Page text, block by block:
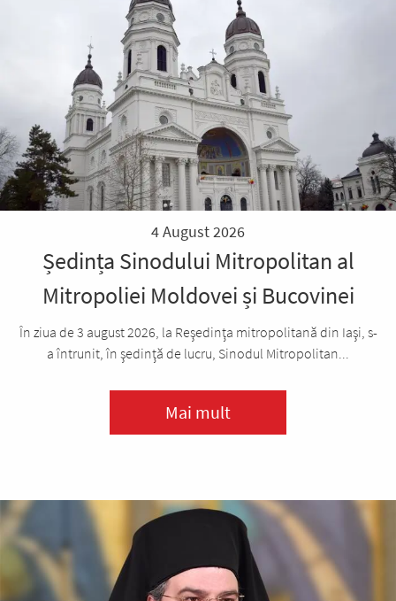
4 August 2026
Ședința Sinodului Mitropolitan al
Mitropoliei Moldovei și Bucovinei
În ziua de 3 august 2026, la Reşedinţa mitropolitană din Iaşi, s-
a întrunit, în şedinţă de lucru, Sinodul Mitropolitan...
Mai mult